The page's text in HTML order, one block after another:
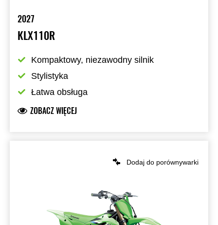
2027
KLX110R
Kompaktowy, niezawodny silnik
Stylistyka
Łatwa obsługa
ZOBACZ WIĘCEJ
Dodaj do porównywarki